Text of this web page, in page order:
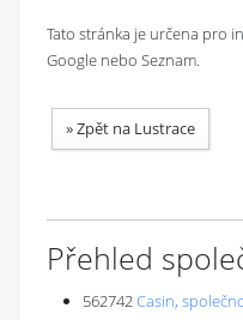
Tato stránka je určena pro
Google nebo Seznam.
»Zpět na Lustrace
Přehled
562742Casin,